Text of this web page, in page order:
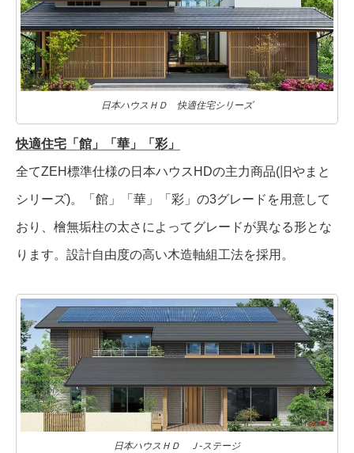
日本ハウスＨＤ 快適住宅シリーズ
快適住宅「館」「華」「彩」
全てZEH標準仕様の日本ハウスHDの主力商品(旧やまと
シリーズ)。「館」「華」「彩」の3グレードを用意して
おり、檜無垢柱の太さによってグレードが異なる形とな
ります。設計自由度の高い木造軸組工法を採用。
日本ハウスＨＤ Ｊ-ステージ